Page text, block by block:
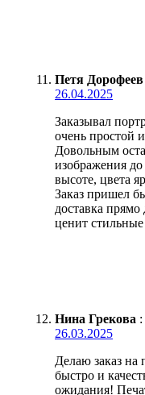
Петя Дорофеев
26.04.2025
Заказывал
очень простой
Довольным
изображения до
высоте, цвета
Заказ пришел
доставка
ценит
Нина Грекова :
26.03.2025
Делаю заказ на
быстро и
ожидания!